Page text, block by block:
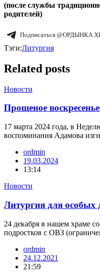
(после службы
родителей)
Подписаться @ОРДЫНКА
Тэги:Литургия
Related posts
Новости
Прощеное воскресенье
17 марта 2024 года, в
воспоминания Адамова
ordmin
19.03.2024
13:14
Новости
Литургия для особых
24 декабря в нашем храме
подростков с ОВЗ
ordmin
24.12.2021
21:59